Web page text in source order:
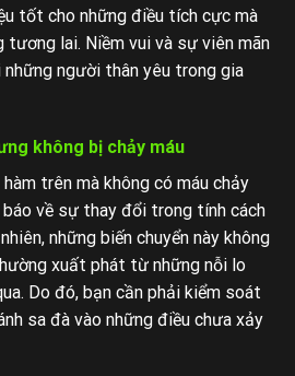
tốt cho những điều tích cực mà
lai. Niềm vui và sự viên mãn
người thân yêu trong gia
không bị chảy máu
trên mà không có máu chảy
về sự thay đổi trong tính cách
những biến chuyển này không
xuất phát từ những nỗi lo
Do đó, bạn cần phải kiểm soát
sa đà vào những điều chưa xảy